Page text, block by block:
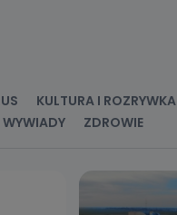
KULTURA I ROZRYWKA
WYWIADY ZDROWIE